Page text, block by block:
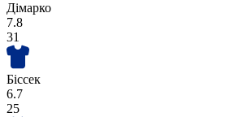
Дімарко
7.8
31
Біссек
6.7
25